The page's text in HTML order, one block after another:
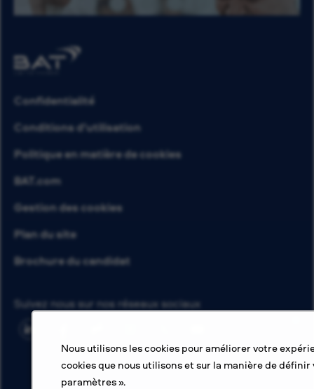
Nous utilisons les cookies pour améliorer votre
cookies que nous utilisons et sur la manière de
paramètres ».
Confidentialité
Conditions d’utilisation
Politique en matière de cookies
BAT.com
Gestion des cookies
Plan du site
Brochure du candidat
Suivez nous sur nos réseaux sociaux